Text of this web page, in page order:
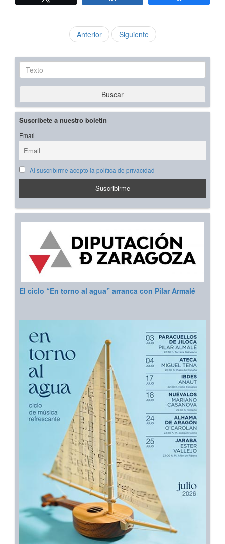
Anterior Siguiente
Texto
Buscar
Suscríbete a nuestro boletín
Email
Al suscribirme acepto la política de privacidad
El ciclo “En torno al agua” arranca con Pilar Armalé